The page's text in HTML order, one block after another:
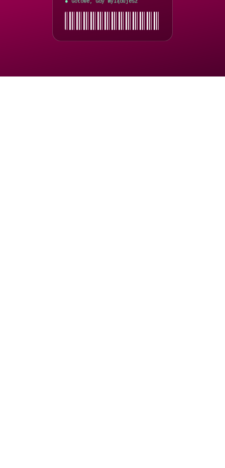
● Gotowe, Gdy Wylądujesz